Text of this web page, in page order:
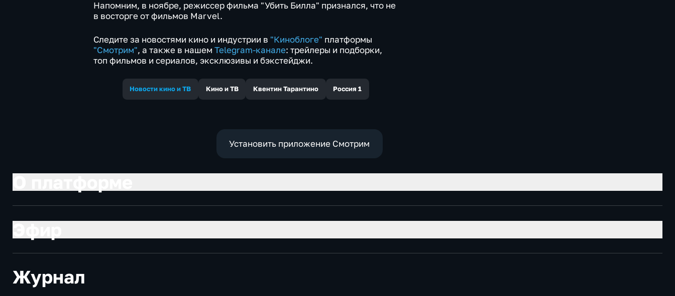
Напомним, в ноябре, режиссер фильма "Убить Билла" признался, что не
в восторге от фильмов Marvel.
Следите за новостями кино и индустрии в "Киноблоге" платформы
"Смотрим", а также в нашемTelegram-канале: трейлеры и подборки,
топ фильмов и сериалов, эксклюзивы и бэкстейджи.
Новости кино и ТВ Кино и ТВ Квентин Тарантино Россия 1
Установить приложение Смотрим
Журнал